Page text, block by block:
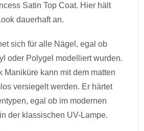
Satin Top Coat. Hier hält
dauerhaft an.
sich für alle Nägel, egal ob
oder Polygel modelliert wurden.
Maniküre kann mit dem matten
versiegelt werden. Er härtet
egal ob im modernen
der klassischen UV-Lampe.